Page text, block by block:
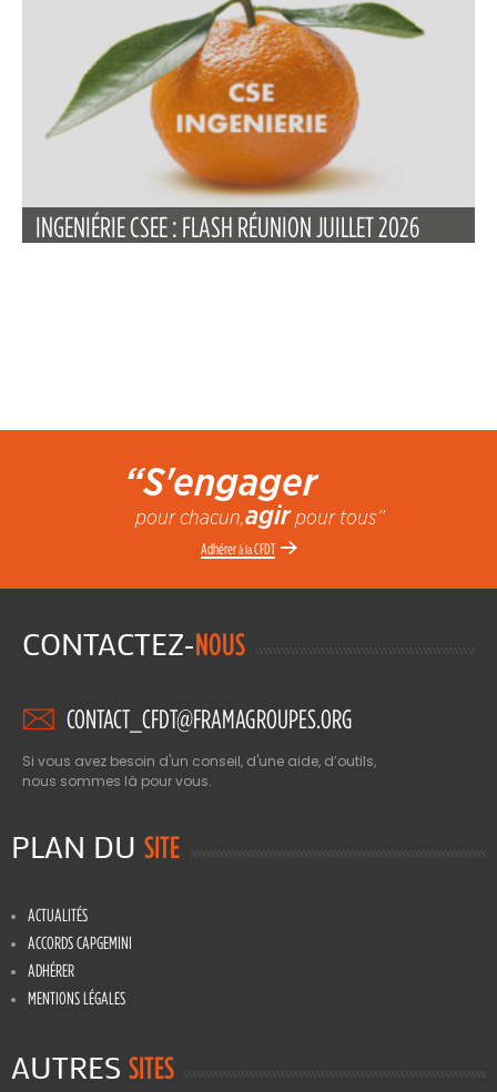
INGENIÉRIE CSEE : FLASH RÉUNION JUILLET 2026
“S'engager
pour chacun,agirpour tous”
Adhérerà laCFDT
CONTACTEZ-NOUS
CONTACT_CFDT@FRAMAGROUPES.ORG
Si vous avez besoin d'un conseil, d'une aide, d’outils,
nous sommes là pour vous.
PLAN DU SITE
ACTUALITÉS
ACCORDS CAPGEMINI
ADHÉRER
MENTIONS LÉGALES
AUTRES SITES